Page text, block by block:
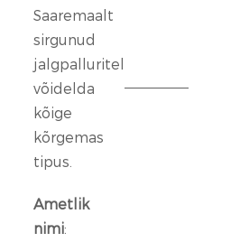
Saaremaalt
sirgunud
jalgpalluritel
võidelda
kõige
kõrgemas
tipus.
Ametlik
nimi: